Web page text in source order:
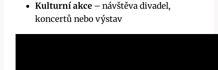
Kulturní akce – návštěva divadel,
koncertů nebo výstav